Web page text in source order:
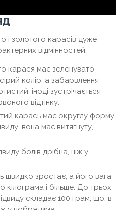
і золотого карасів дуже
відмінностей.
карася має зеленувато-
колір, а забарвлення
іноді зустрічається
відтінку.
карась має округлу форму
вона має витягнуту,
болів дрібна, ніж у
швидко зростає, а його вага
і більше. До трьох
складає 100 грам, що, в